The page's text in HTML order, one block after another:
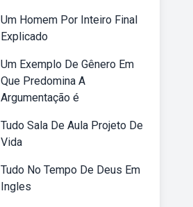
Um Homem Por Inteiro Final
Explicado
Um Exemplo De Gênero Em
Que Predomina A
Argumentação é
Tudo Sala De Aula Projeto De
Vida
Tudo No Tempo De Deus Em
Ingles